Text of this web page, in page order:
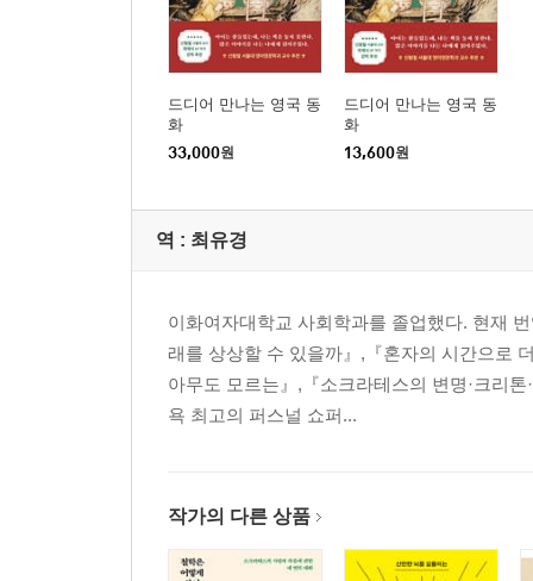
54이를 드러낼 줄 알아라 76p
55기다려라 77p
56기지를 발휘하라78p
57느리지만 확실하게 79p
58상대에 맞춰 자신을 조정하라 79p
61뛰어난 것에서 탁월하라 82p
64걱정을 피하라 85p
65고상한 안목 86p
66결과가 좋은면 모든 것이 좋다 87p
67이목을 끄는 직업을 선호하라 88p
70거절하는 법을 알라 91p
72단호해져라 93p
드디어 만나는 영국 동
화
33,000원
드디어 만나는 영국 동
화
13,600원
역 : 최유경
이화여자대학교 사회학과를 졸업했다. 현재
래를 상상할 수 있을까』,『혼자의 시간으로
아무도 모르는』,『소크라테스의 변명·크리
욕 최고의 퍼스널 쇼퍼...
작가의 다른 상품